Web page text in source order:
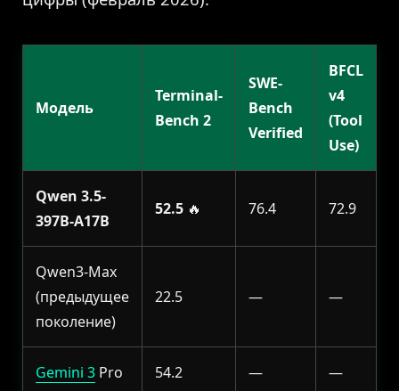
Модель
Terminal-
Bench 2
SWE-
Bench
Verified
BFCL
v4
(Tool
Use)
Qwen 3.5-
397B-A17B
52.5 🔥 76.4 72.9
Qwen3-Max
(предыдущее
поколение)
22.5 — —
Gemini 3 Pro 54.2 — —